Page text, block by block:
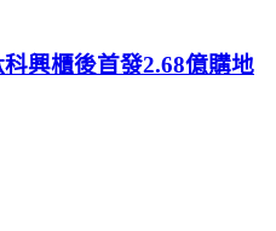
興櫃後首發2.68億購地